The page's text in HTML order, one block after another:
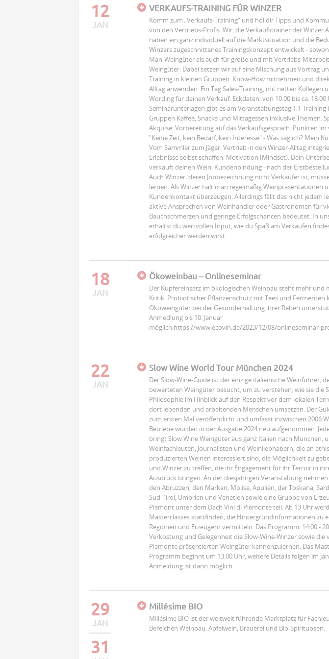
12
JAN
VERKAUFS-TRAINING FÜR WINZER
Komm zum „Verkaufs-Training“ und hol dir Tipps und
von den Vertriebs-Profis. Wir, die Verkaufstrainer der Winzer
haben ein ganz individuell auf die Marktsituation und die
Winzers zugeschnittenes Trainingskonzept entwickelt -
Man-Weingüter als auch für große und mit Vertriebs-
Weingüter. Dabei setzen wir auf eine Mischung aus Vortrag
Training in kleinen Gruppen. Know-How mitnehmen und
Alltag anwenden. Ein Tag Sales-Training, mit netten Kollegen
Wording für deinen Verkauf. Eckdaten: von 10.00 bis ca. 18.00
Seminarunterlagen gibt es am Veranstaltungstag 1:1 Training
Gruppen Kaffee, Snacks und Mittagessen inklusive Themen:
Akquise: Vorbereitung auf das Verkaufsgespräch. Punkten
"Keine Zeit, kein Bedarf, kein Interesse" - Was sag ich? Mein
Vom Sammler zum Jäger. Vertrieb in den Winzer-Alltag
Erlebnisse selbst schaffen. Motivation (Mindset): Dein
verkauft deinen Wein. Kundenbindung - nach der
Auch Winzer, deren Jobbezeichnung nicht Verkäufer ist,
lernen. Als Winzer hält man regelmäßig Weinpräsentationen
Kundenkontakt überzeugen. Allerdings fällt das nicht jedem
aktive Ansprechen von Weinhändler oder Gastronomen für
Bauchschmerzen und geringe Erfolgschancen bedeutet. In
erhältst du wertvollen Input, wie du Spaß am Verkaufen
erfolgreicher werden wirst.
18
JAN
Ökoweinbau – Onlineseminar
Der Kupfereinsatz im ökologischen Weinbau steht mehr und
Kritik. Probiotischer Pflanzenschutz mit Tees und Fermenten
Ökoweingüter bei der Gesunderhaltung ihrer Reben
Anmedlung bis 10. Januar
möglich.https://www.ecovin.de/2023/12/08/onlineseminar-
22
JAN
Slow Wine World Tour München 2024
Der Slow-Wine-Guide ist der einzige italienische Weinführer,
bewerteten Weingüter besucht, um zu verstehen, wie sie die
Philosophie im Hinblick auf den Respekt vor dem lokalen
dort lebenden und arbeitenden Menschen umsetzen. Der
zum ersten Mal veröffentlicht und umfasst inzwischen 2006
Betriebe wurden in der Ausgabe 2024 neu aufgenommen.
bringt Slow Wine Weingüter aus ganz Italien nach München,
Weinfachleuten, Journalisten und Weinliebhabern, die an
produzierten Weinen interessiert sind, die Möglichkeit zu
und Winzer zu treffen, die ihr Engagement für ihr Terroir in
Ausdruck bringen. An der diesjährigen Veranstaltung
den Abruzzen, den Marken, Molise, Apulien, der Toskana,
Sud-Tirol, Umbrien und Venetien sowie eine Gruppe von
Piemont unter dem Dach Vini di Piemonte teil. Ab 13 Uhr
Masterclasses stattfinden, die Hintergrundinformationen zu
Regionen und Erzeugern vermitteln. Das Programm: 14:00 -
Verkostung und Gelegenheit die Slow-Wine-Winzer sowie die
Piemonte präsentierten Weingüter kennenzulernen. Das
Programm beginnt um 13:00 Uhr, weitere Details folgen im
Anmeldung ist dann möglich.
29
JAN
31
Millésime BIO
Millésime BIO ist der weltweit führende Marktplatz für
Bereichen Weinbau, Apfelwein, Brauerei und Bio-Spirituosen.